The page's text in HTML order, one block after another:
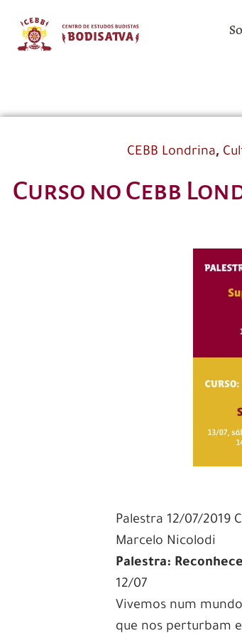
CEBB Londrina,
Curso no Cebb
Palestra 12/07/2019
Marcelo Nicolodi
Palestra:
12/07
Vivemos num
que nos perturbam